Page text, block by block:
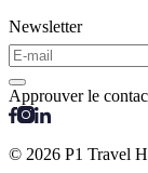
Newsletter
Approuver le
© 2026 P1 Travel